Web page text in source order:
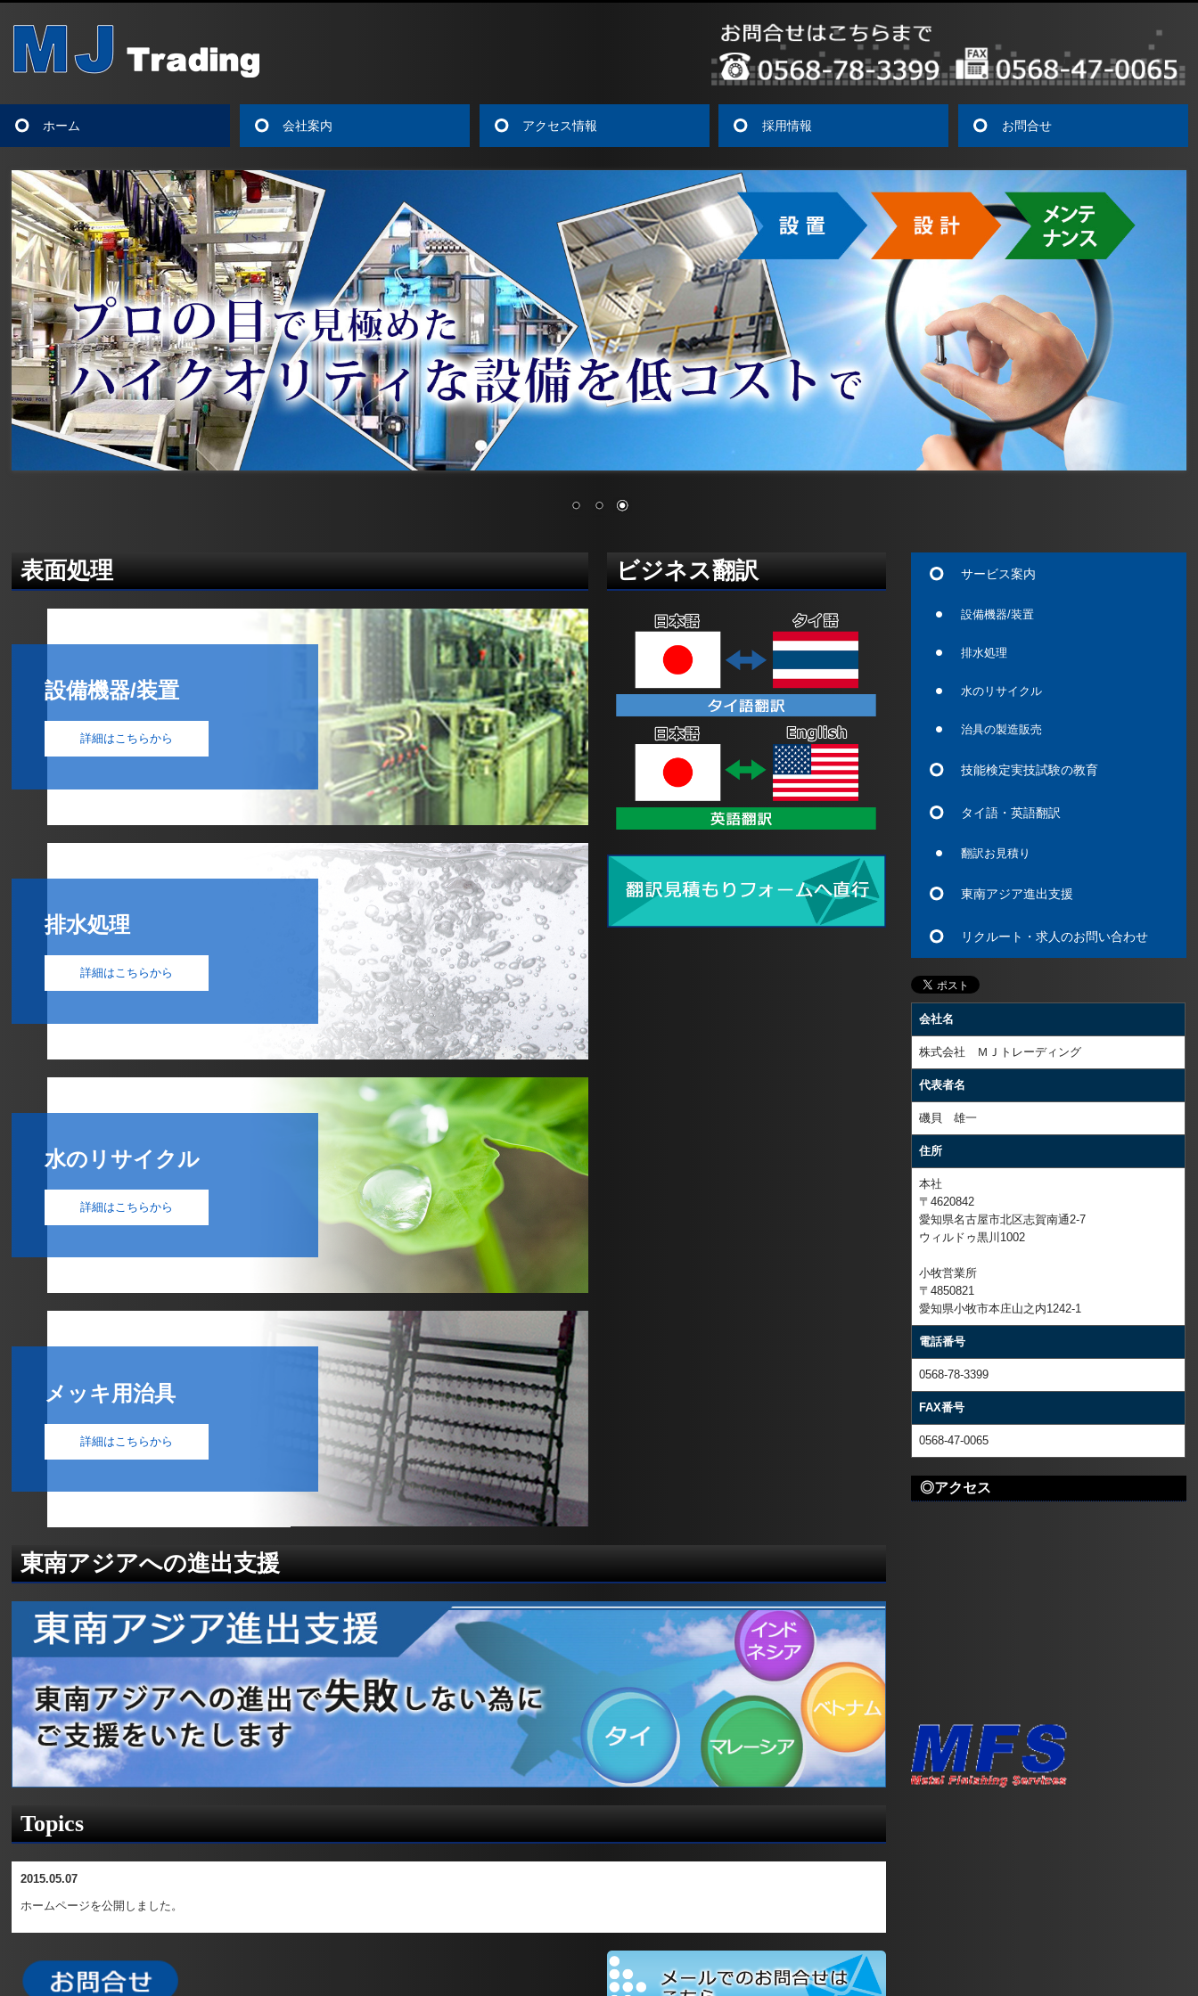
ホーム 会社案内 アクセス情報 採用情報 お問合せ
表面処理
設備機器/装置
詳細はこちらから
排水処理
詳細はこちらから
水のリサイクル
詳細はこちらから
メッキ用治具
詳細はこちらから
ビジネス翻訳
東南アジアへの進出支援
Topics
2015.05.07
ホームページを公開しました。
サービス案内
設備機器/装置
排水処理
水のリサイクル
治具の製造販売
技能検定実技試験の教育
タイ語・英語翻訳
翻訳お見積り
東南アジア進出支援
リクルート・求人のお問い合わせ
会社名
株式会社 ＭＪトレーディング
代表者名
磯貝 雄一
住所
本社
〒4620842
愛知県名古屋市北区志賀南通2-7
ウィルドゥ黒川1002
小牧営業所
〒4850821
愛知県小牧市本庄山之内1242-1
電話番号
0568-78-3399
FAX番号
0568-47-0065
◎アクセス